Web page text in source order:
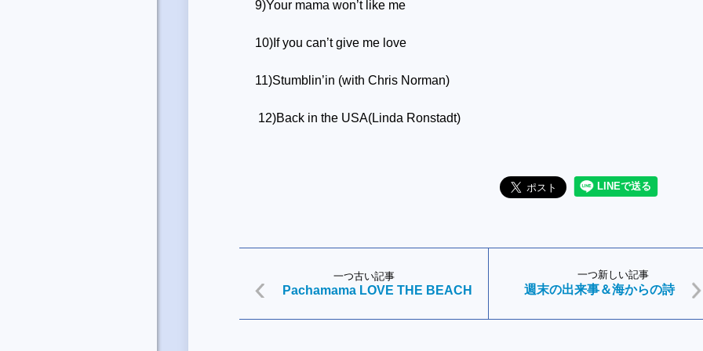
9)Your mama won’t like me
10)If you can’t give me love
11)Stumblin’in (with Chris Norman)
12)Back in the USA(Linda Ronstadt)
一つ古い記事
Pachamama LOVE THE BEACH
一つ新しい記事
週末の出来事＆海からの詩